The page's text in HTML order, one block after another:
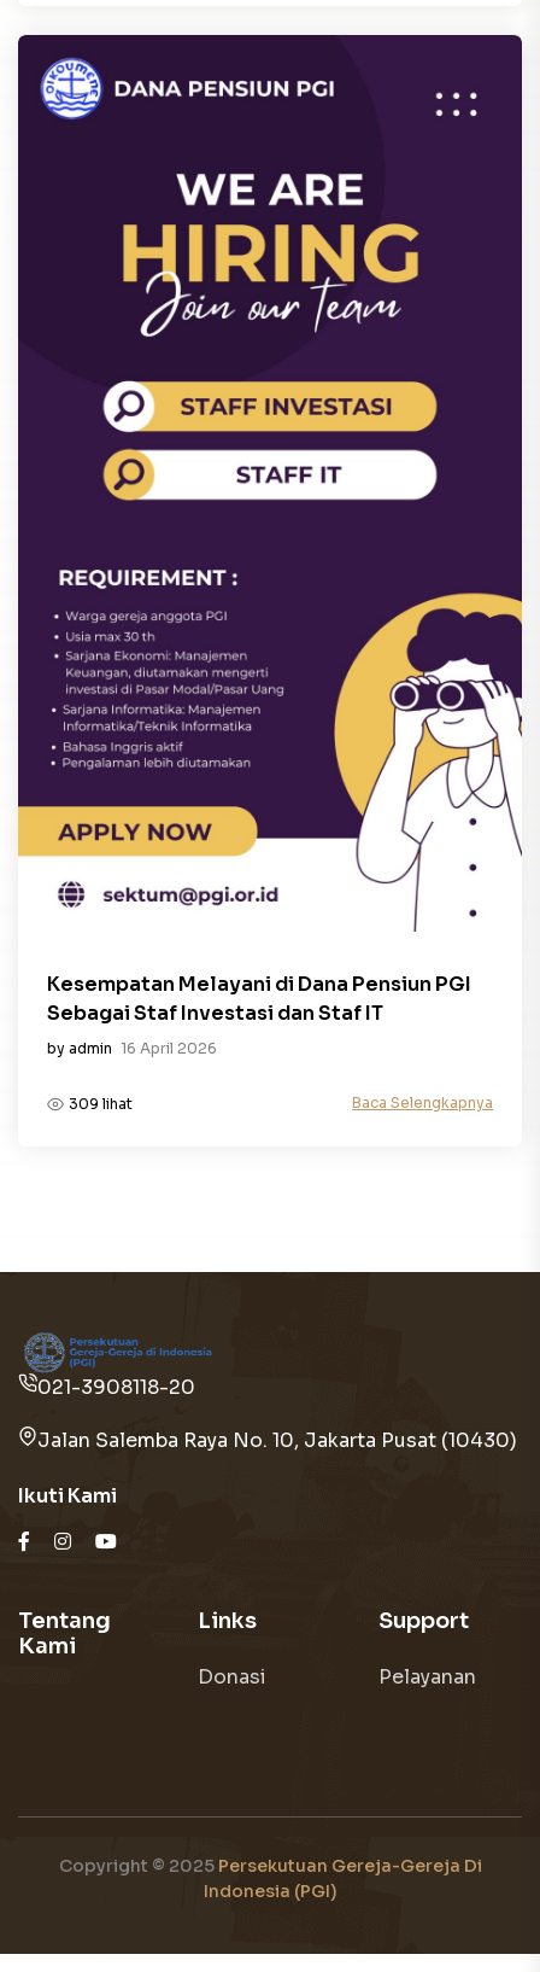
Kesempatan Melayani di Dana Pensiun PGI
Sebagai Staf Investasi dan Staf IT
by admin 16 April 2026
309 lihat Baca Selengkapnya
021-3908118-20
Jalan Salemba Raya No. 10, Jakarta Pusat (10430)
Ikuti Kami
Tentang
Kami
Links
Donasi
Support
Pelayanan
Copyright © 2025 Persekutuan Gereja-Gereja Di
Indonesia (PGI)